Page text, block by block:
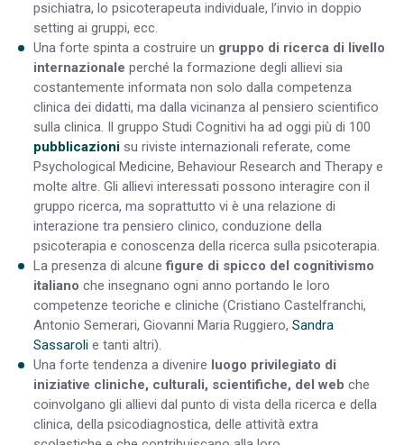
psichiatra, lo psicoterapeuta individuale, l’invio in doppio
setting ai gruppi, ecc.
Una forte spinta a costruire un gruppo di ricerca di livello
internazionale perché la formazione degli allievi sia
costantemente informata non solo dalla competenza
clinica dei didatti, ma dalla vicinanza al pensiero scientifico
sulla clinica. Il gruppo Studi Cognitivi ha ad oggi più di 100
pubblicazioni su riviste internazionali referate, come
Psychological Medicine, Behaviour Research and Therapy e
molte altre. Gli allievi interessati possono interagire con il
gruppo ricerca, ma soprattutto vi è una relazione di
interazione tra pensiero clinico, conduzione della
psicoterapia e conoscenza della ricerca sulla psicoterapia.
La presenza di alcunefigure di spicco del cognitivismo
italiano che insegnano ogni anno portando le loro
competenze teoriche e cliniche (Cristiano Castelfranchi,
Antonio Semerari, Giovanni Maria Ruggiero, Sandra
Sassaroli e tanti altri).
Una forte tendenza a divenire luogo privilegiato di
iniziative cliniche, culturali, scientifiche, del web che
coinvolgano gli allievi dal punto di vista della ricerca e della
clinica, della psicodiagnostica, delle attività extra